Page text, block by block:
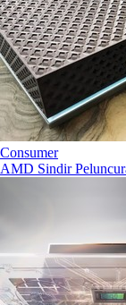
Consumer
AMD Sindir